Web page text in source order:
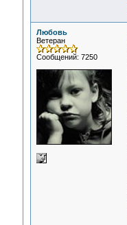
Любовь
Ветеран
Сообщений: 7250